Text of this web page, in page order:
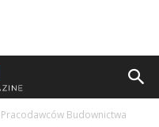
Budownictwa